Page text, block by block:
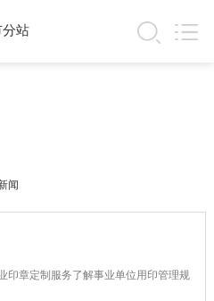
站
闻
印章定制服务了解事业单位用印管理规